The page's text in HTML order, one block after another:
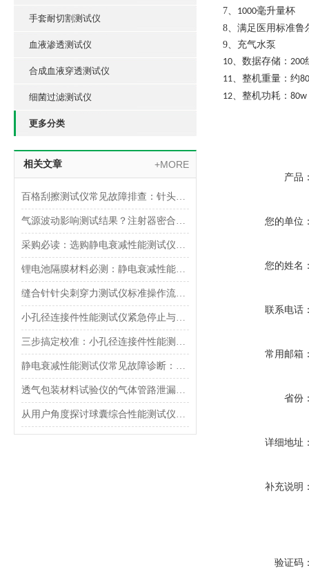
手套耐切割测试仪
血液渗透测试仪
合成血液穿透测试仪
细菌过滤测试仪
更多分类
相关文章 +MORE
百格刮擦测试仪常见故障排查：针头磨损与运动轨迹偏移
气源波动影响测试结果？注射器密合性正压测试仪的稳压设计分析
采购必读：选购静电衰减性能测试仪的5个核心参数与避坑指南
锂电池隔膜材料必测：静电衰减性能测试仪的操作难点突破
缝合针针尖刺穿力测试仪标准操作流程（SOP）及实验员培训要点
小孔径连接件性能测试仪紧急停止与异常状态下的安全复位操作
三步搞定校准：小孔径连接件性能测试仪的每日开机自检流程详解
静电衰减性能测试仪常见故障诊断：充电不稳定与电位漂移排查
透气包装材料试验仪的气体管路泄漏防护与废气排放系统详解
从用户角度探讨球囊综合性能测试仪的故障问题
7、 1000毫升量杯
8、 满足医用标准鲁
9、 充气水泵
10、数据存储： 200
11、整机重量：约
12、整机功耗： 80w
产品
您的单位
您的姓名
联系电话
常用邮箱
省份
详细地址
补充说明
验证码